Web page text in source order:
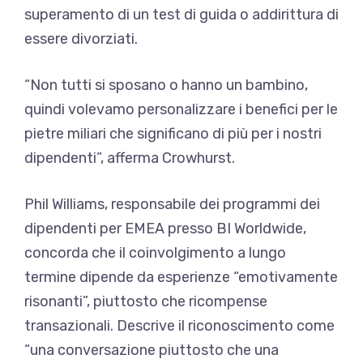
superamento di un test di guida o addirittura di
essere divorziati.
“Non tutti si sposano o hanno un bambino,
quindi volevamo personalizzare i benefici per le
pietre miliari che significano di più per i nostri
dipendenti”, afferma Crowhurst.
Phil Williams, responsabile dei programmi dei
dipendenti per EMEA presso BI Worldwide,
concorda che il coinvolgimento a lungo
termine dipende da esperienze “emotivamente
risonanti”, piuttosto che ricompense
transazionali. Descrive il riconoscimento come
“una conversazione piuttosto che una